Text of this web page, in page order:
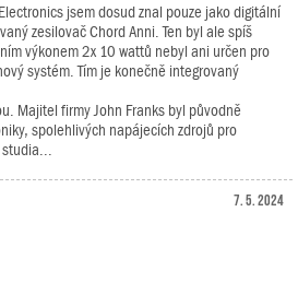
jsem dosud znal pouze jako digitální
zesilovač Chord Anni. Ten byl ale spíš
výkonem 2x 10 wattů nebyl ani určen pro
systém. Tím je konečně integrovaný
Majitel firmy John Franks byl původně
spolehlivých napájecích zdrojů pro
7. 5. 2024